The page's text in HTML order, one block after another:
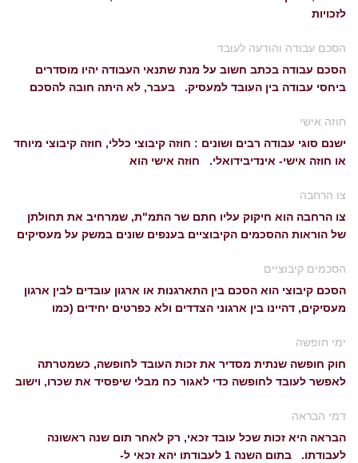
לזכויות
הסכם עבודה והודעה לעובד
הסכם עבודה בכתב חשוב על מנת שתנאי העבודה יהיו מוסדרים
ביחסי עבודה בין העובד למעסיק. בעבר, לא היתה חובה להסכם
חוזה אישי
ישנם סוגי עבודה רבים ושונים : חוזה קיבוצי כללי, חוזה קיבוצי מיוחד
או חוזה אישי- אינדיבידואלי. חוזה אישי הוא
צו הרחבה
צו הרחבה הוא חיקוק עליו חתם שר התמ"ת, שמרחיב את תחולתן
של הוראות ההסכמים הקיבוציים בענפים שונים במשק על מעסיקים
הסכמים קיבוציים
הסכם קיבוצי הוא הסכם בין התארגנות או ארגון עובדים לבין ארגון
מעסיקים, דהיינו בין ארגוני הצדדים ולא כפרטים יחידים (כמו
ימי חופשה
חוק חופשה שנתית מסדיר את זכות העובד לחופשה, כשמטרתה
לאפשר לעובד לחופשה כדי לאגור כח מבלי שיפסיד את שכרו, וישוב
דמי הבראה
הבראה היא זכות שכל עובד זכאי, רק לאחר תום שנה ראשונה
לעבודתו. בתום השנה 1 לעבודתו יהא זכאי ל-